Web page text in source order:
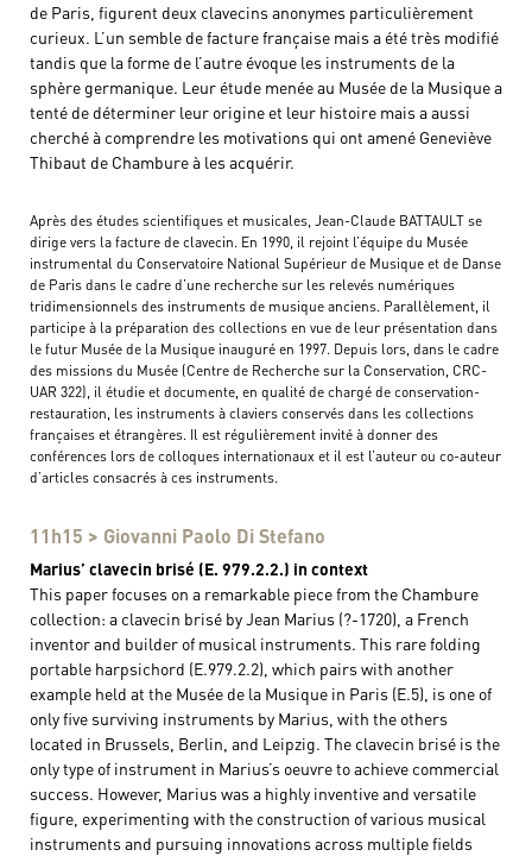
de Paris, figurent deux clavecins anonymes particulièrement
curieux. L’un semble de facture française mais a été très modifié
tandis que la forme de l’autre évoque les instruments de la
sphère germanique. Leur étude menée au Musée de la Musique a
tenté de déterminer leur origine et leur histoire mais a aussi
cherché à comprendre les motivations qui ont amené Geneviève
Thibaut de Chambure à les acquérir.
Après des études scientifiques et musicales, Jean-Claude BATTAULT se
dirige vers la facture de clavecin. En 1990, il rejoint l’équipe du Musée
instrumental du Conservatoire National Supérieur de Musique et de Danse
de Paris dans le cadre d’une recherche sur les relevés numériques
tridimensionnels des instruments de musique anciens. Parallèlement, il
participe à la préparation des collections en vue de leur présentation dans
le futur Musée de la Musique inauguré en 1997. Depuis lors, dans le cadre
des missions du Musée (Centre de Recherche sur la Conservation, CRC-
UAR 322), il étudie et documente, en qualité de chargé de conservation-
restauration, les instruments à claviers conservés dans les collections
françaises et étrangères. Il est régulièrement invité à donner des
conférences lors de colloques internationaux et il est l’auteur ou co-auteur
d’articles consacrés à ces instruments.
11h15 > Giovanni Paolo Di Stefano
Marius’ clavecin brisé (E. 979.2.2.) in context
This paper focuses on a remarkable piece from the Chambure
collection: a clavecin brisé by Jean Marius (?-1720), a French
inventor and builder of musical instruments. This rare folding
portable harpsichord (E.979.2.2), which pairs with another
example held at the Musée de la Musique in Paris (E.5), is one of
only five surviving instruments by Marius, with the others
located in Brussels, Berlin, and Leipzig. The clavecin brisé is the
only type of instrument in Marius’s oeuvre to achieve commercial
success. However, Marius was a highly inventive and versatile
figure, experimenting with the construction of various musical
instruments and pursuing innovations across multiple fields